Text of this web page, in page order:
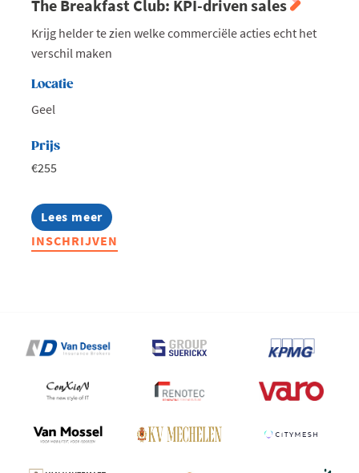
The Breakfast Club: KPI-driven sales
Krijg helder te zien welke commerciële acties echt het
verschil maken
Locatie
Geel
Prijs
€255
Lees meer
about
The
Breakfast
INSCHRIJVEN